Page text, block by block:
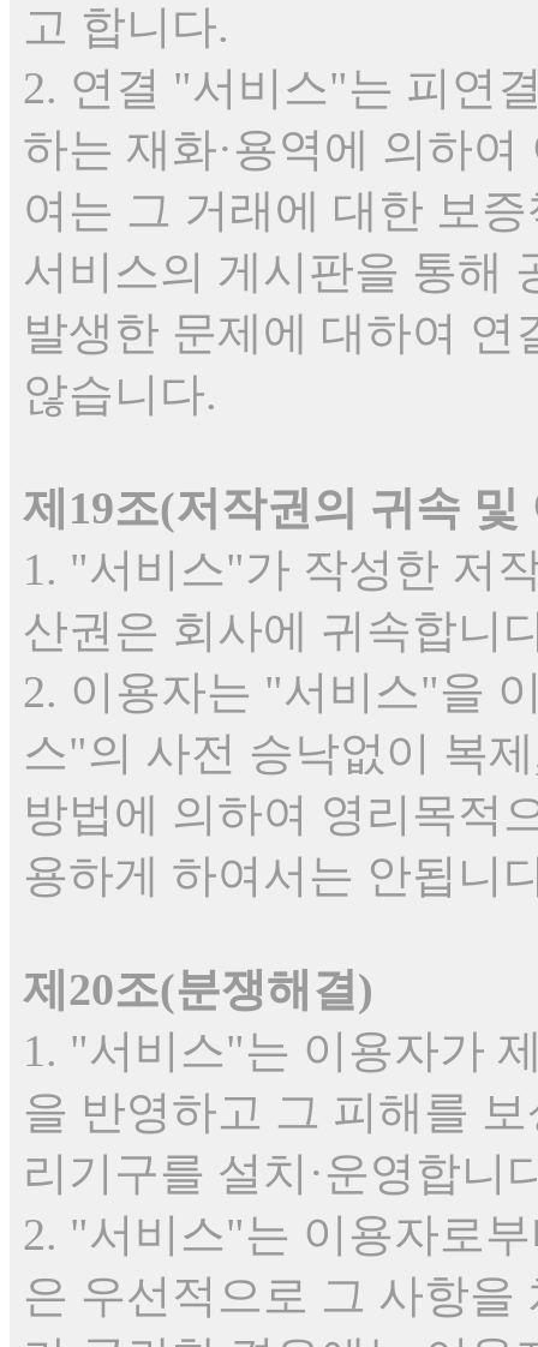
고 합니다.
2. 연결 "서비스"는 피연
하는 재화·용역에 의하
여는 그 거래에 대한 보
서비스의 게시판을 통해
발생한 문제에 대하여
않습니다.
제19조(저작권의 귀속 및
1. "서비스"가 작성한 저
산권은 회사에 귀속합니
2. 이용자는 "서비스"을
스"의 사전 승낙없이 복
방법에 의하여 영리목적
용하게 하여서는 안됩니
제20조(분쟁해결)
1. "서비스"는 이용자가
을 반영하고 그 피해를
리기구를 설치·운영합니
2. "서비스"는 이용자로
은 우선적으로 그 사항을